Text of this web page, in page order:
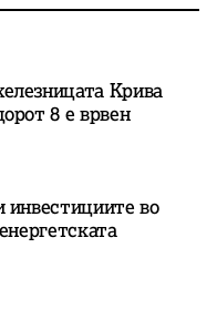
Крива
8 е врвен
инвестициите во